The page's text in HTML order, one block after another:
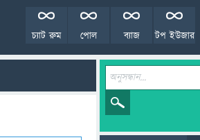
টপ ইউজার
ব্যাজ
পোল
চ্যাট রুম